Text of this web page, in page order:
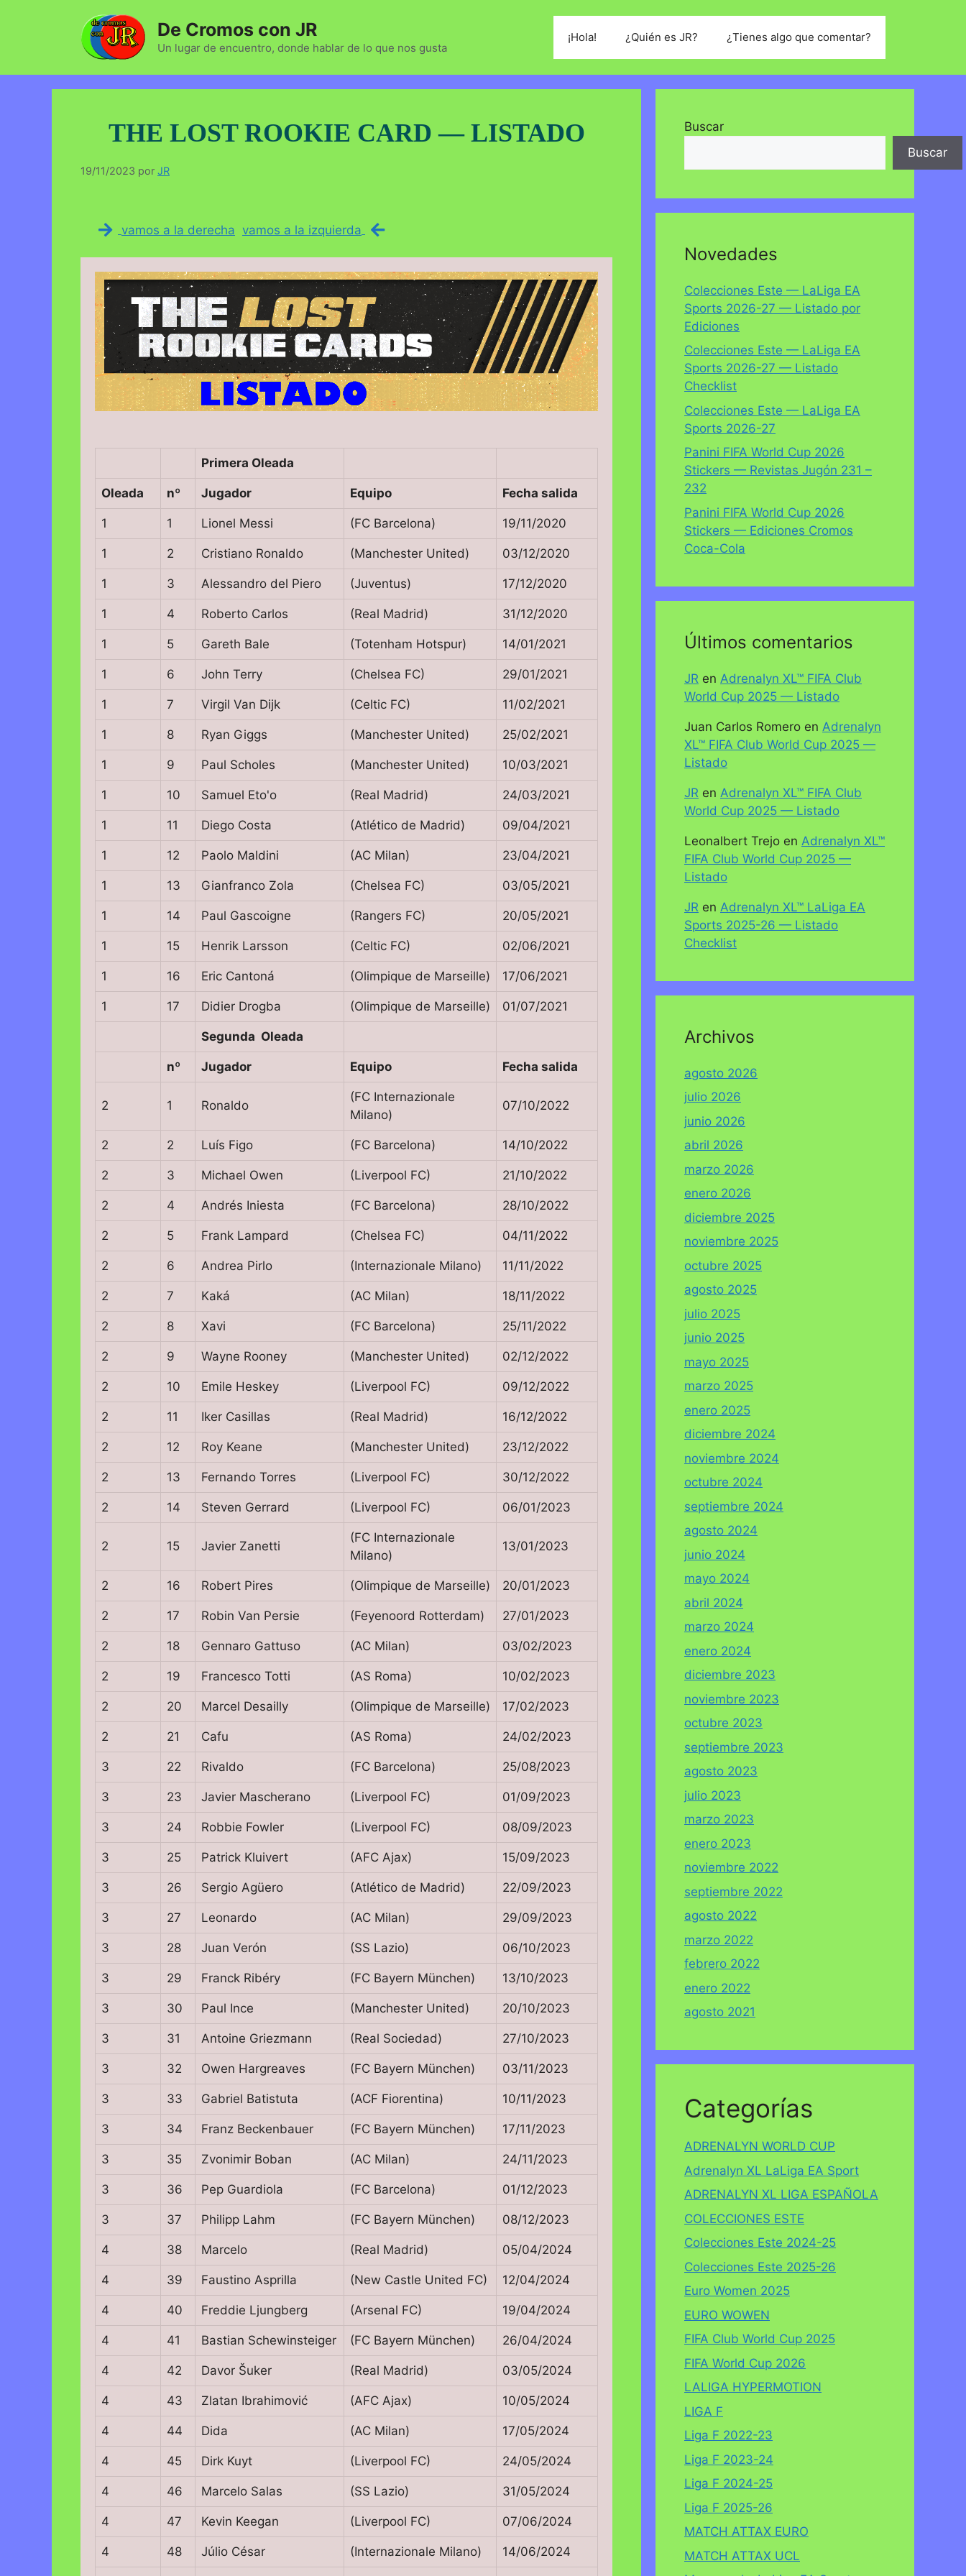
De Cromos con JR
Un lugar de encuentro, donde hablar de lo que nos gusta
¡Hola! ¿Quién es JR? ¿Tienes algo que comentar?
THE LOST ROOKIE CARD — LISTADO
19/11/2023 por JR
vamos a la derecha vamos a la izquierda
Primera Oleada
Oleada nº Jugador Equipo Fecha salida
1 1 Lionel Messi (FC Barcelona) 19/11/2020
1 2 Cristiano Ronaldo (Manchester United) 03/12/2020
1 3 Alessandro del Piero (Juventus) 17/12/2020
1 4 Roberto Carlos (Real Madrid) 31/12/2020
1 5 Gareth Bale (Totenham Hotspur) 14/01/2021
1 6 John Terry (Chelsea FC) 29/01/2021
1 7 Virgil Van Dijk (Celtic FC) 11/02/2021
1 8 Ryan Giggs (Manchester United) 25/02/2021
1 9 Paul Scholes (Manchester United) 10/03/2021
1 10 Samuel Eto'o (Real Madrid) 24/03/2021
1 11 Diego Costa (Atlético de Madrid) 09/04/2021
1 12 Paolo Maldini (AC Milan) 23/04/2021
1 13 Gianfranco Zola (Chelsea FC) 03/05/2021
1 14 Paul Gascoigne (Rangers FC) 20/05/2021
1 15 Henrik Larsson (Celtic FC) 02/06/2021
1 16 Eric Cantoná (Olimpique de Marseille) 17/06/2021
1 17 Didier Drogba (Olimpique de Marseille) 01/07/2021
Segunda Oleada
nº Jugador Equipo Fecha salida
2 1 Ronaldo
(FC Internazionale
Milano)
07/10/2022
2 2 Luís Figo (FC Barcelona) 14/10/2022
2 3 Michael Owen (Liverpool FC) 21/10/2022
2 4 Andrés Iniesta (FC Barcelona) 28/10/2022
2 5 Frank Lampard (Chelsea FC) 04/11/2022
2 6 Andrea Pirlo (Internazionale Milano) 11/11/2022
2 7 Kaká (AC Milan) 18/11/2022
2 8 Xavi (FC Barcelona) 25/11/2022
2 9 Wayne Rooney (Manchester United) 02/12/2022
2 10 Emile Heskey (Liverpool FC) 09/12/2022
2 11 Iker Casillas (Real Madrid) 16/12/2022
2 12 Roy Keane (Manchester United) 23/12/2022
2 13 Fernando Torres (Liverpool FC) 30/12/2022
2 14 Steven Gerrard (Liverpool FC) 06/01/2023
2 15 Javier Zanetti
(FC Internazionale
Milano)
13/01/2023
2 16 Robert Pires (Olimpique de Marseille) 20/01/2023
2 17 Robin Van Persie (Feyenoord Rotterdam) 27/01/2023
2 18 Gennaro Gattuso (AC Milan) 03/02/2023
2 19 Francesco Totti (AS Roma) 10/02/2023
2 20 Marcel Desailly (Olimpique de Marseille) 17/02/2023
2 21 Cafu (AS Roma) 24/02/2023
3 22 Rivaldo (FC Barcelona) 25/08/2023
3 23 Javier Mascherano (Liverpool FC) 01/09/2023
3 24 Robbie Fowler (Liverpool FC) 08/09/2023
3 25 Patrick Kluivert (AFC Ajax) 15/09/2023
3 26 Sergio Agüero (Atlético de Madrid) 22/09/2023
3 27 Leonardo (AC Milan) 29/09/2023
3 28 Juan Verón (SS Lazio) 06/10/2023
3 29 Franck Ribéry (FC Bayern München) 13/10/2023
3 30 Paul Ince (Manchester United) 20/10/2023
3 31 Antoine Griezmann (Real Sociedad) 27/10/2023
3 32 Owen Hargreaves (FC Bayern München) 03/11/2023
3 33 Gabriel Batistuta (ACF Fiorentina) 10/11/2023
3 34 Franz Beckenbauer (FC Bayern München) 17/11/2023
3 35 Zvonimir Boban (AC Milan) 24/11/2023
3 36 Pep Guardiola (FC Barcelona) 01/12/2023
3 37 Philipp Lahm (FC Bayern München) 08/12/2023
4 38 Marcelo (Real Madrid) 05/04/2024
4 39 Faustino Asprilla (New Castle United FC) 12/04/2024
4 40 Freddie Ljungberg (Arsenal FC) 19/04/2024
4 41 Bastian Schewinsteiger (FC Bayern München) 26/04/2024
4 42 Davor Šuker (Real Madrid) 03/05/2024
4 43 Zlatan Ibrahimović (AFC Ajax) 10/05/2024
4 44 Dida (AC Milan) 17/05/2024
4 45 Dirk Kuyt (Liverpool FC) 24/05/2024
4 46 Marcelo Salas (SS Lazio) 31/05/2024
4 47 Kevin Keegan (Liverpool FC) 07/06/2024
4 48 Júlio César (Internazionale Milano) 14/06/2024
Buscar
Buscar
Novedades
Colecciones Este — LaLiga EA
Sports 2026-27 — Listado por
Ediciones
Colecciones Este — LaLiga EA
Sports 2026-27 — Listado
Checklist
Colecciones Este — LaLiga EA
Sports 2026-27
Panini FIFA World Cup 2026
Stickers — Revistas Jugón 231 –
232
Panini FIFA World Cup 2026
Stickers — Ediciones Cromos
Coca-Cola
Últimos comentarios
JR en Adrenalyn XL™ FIFA Club
World Cup 2025 — Listado
Juan Carlos Romero en Adrenalyn
XL™ FIFA Club World Cup 2025 —
Listado
JR en Adrenalyn XL™ FIFA Club
World Cup 2025 — Listado
Leonalbert Trejo en Adrenalyn XL™
FIFA Club World Cup 2025 —
Listado
JR en Adrenalyn XL™ LaLiga EA
Sports 2025-26 — Listado
Checklist
Archivos
agosto 2026
julio 2026
junio 2026
abril 2026
marzo 2026
enero 2026
diciembre 2025
noviembre 2025
octubre 2025
agosto 2025
julio 2025
junio 2025
mayo 2025
marzo 2025
enero 2025
diciembre 2024
noviembre 2024
octubre 2024
septiembre 2024
agosto 2024
junio 2024
mayo 2024
abril 2024
marzo 2024
enero 2024
diciembre 2023
noviembre 2023
octubre 2023
septiembre 2023
agosto 2023
julio 2023
marzo 2023
enero 2023
noviembre 2022
septiembre 2022
agosto 2022
marzo 2022
febrero 2022
enero 2022
agosto 2021
Categorías
ADRENALYN WORLD CUP
Adrenalyn XL LaLiga EA Sport
ADRENALYN XL LIGA ESPAÑOLA
COLECCIONES ESTE
Colecciones Este 2024-25
Colecciones Este 2025-26
Euro Women 2025
EURO WOWEN
FIFA Club World Cup 2025
FIFA World Cup 2026
LALIGA HYPERMOTION
LIGA F
Liga F 2022-23
Liga F 2023-24
Liga F 2024-25
Liga F 2025-26
MATCH ATTAX EURO
MATCH ATTAX UCL